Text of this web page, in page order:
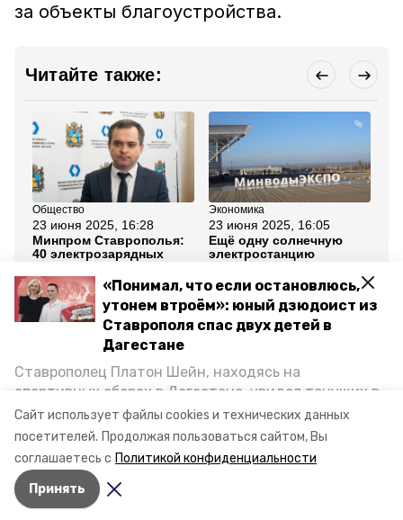
Сайт использует файлы cookies и технических данных
посетителей. Продолжая пользоваться сайтом, Вы
соглашаетесь с Политикой конфиденциальности
Принять
«Понимал, что если остановлюсь,
утонем втроём»: юный дзюдоист из
Ставрополя спас двух детей в
Дагестане
Ставрополец Платон Шейн, находясь на
спортивных сборах в Дегестане, увидел тонущих в
Каспийском море детей и бросился на помощь. По
возвращении домой, отважного мальчика
пригласили в министерство образования края и
наградили. Корреспондент «Победы26» пообщался
с юным героем.
за объекты благоустройства.
Читайте также:
Общество
23 июня 2025, 16:28
Минпром Ставрополья:
40 электрозарядных
в 2025 году
Экономика
23 июня 2025, 16:05
Ещё одну солнечную
электростанцию
Ставрополье
Все новости
цифровизация госуправление
минпром ск
Авторы: Анастасия Михайловская